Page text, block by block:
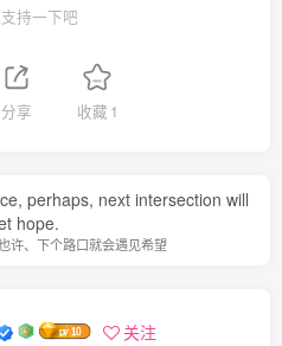
持一下吧
分享 收藏 1
perhaps, next intersection will
hope.
许、下个路口就会遇见希望
关注